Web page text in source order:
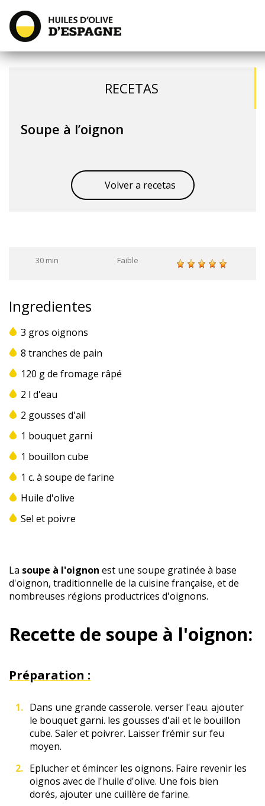
RECETAS
Soupe à l’oignon
Volver a recetas
La soupe à l'oignon est une soupe gratinée à base
d'oignon, traditionnelle de la cuisine française, et de
nombreuses régions productrices d'oignons.
Recette de soupe à l'oignon:
Préparation :
Dans une grande casserole. verser l'eau. ajouter
le bouquet garni. les gousses d'ail et le bouillon
cube. Saler et poivrer. Laisser frémir sur feu
moyen.
Eplucher et émincer les oignons. Faire revenir les
oignos avec de l'huile d'olive. Une fois bien
dorés, ajouter une cuillère de farine.
30 min Faible
Ingredientes
3 gros oignons
8 tranches de pain
120 g de fromage râpé
2 l d'eau
2 gousses d'ail
1 bouquet garni
1 bouillon cube
1 c. à soupe de farine
Huile d'olive
Sel et poivre